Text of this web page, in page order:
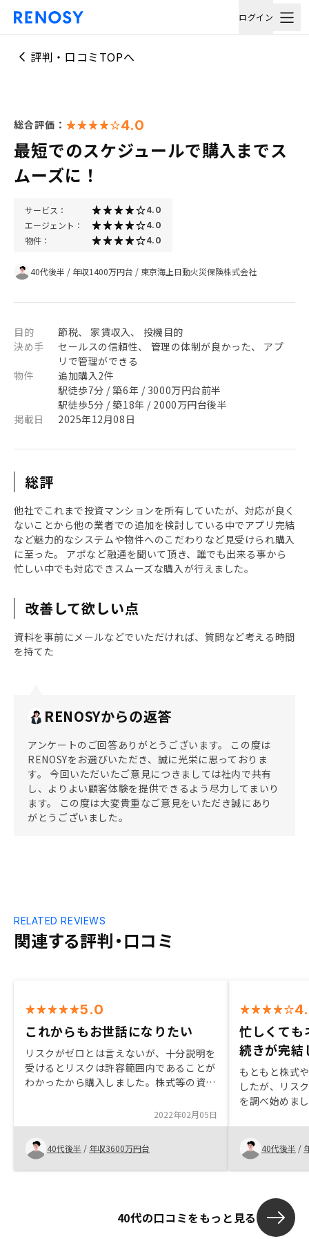
ログイン
評判・口コミTOPへ
総合評価： 4.0
最短でのスケジュールで購入までス
ムーズに！
サービス： 4.0
エージェント： 4.0
物件： 4.0
40代後半 / 年収1400万円台 / 東京海上日動火災保険株式会社
目的
節税、 家賃収入、 投機目的
決め手
セールスの信頼性、 管理の体制が良かった、 アプ
リで管理ができる
物件
追加購入2件
駅徒歩7分 / 築6年 / 3000万円台前半
駅徒歩5分 / 築18年 / 2000万円台後半
掲載日
2025年12月08日
総評
他社でこれまで投資マンションを所有していたが、対応が良く
ないことから他の業者での追加を検討している中でアプリ完結
など魅力的なシステムや物件へのこだわりなど見受けられ購入
に至った。 アポなど融通を聞いて頂き、誰でも出来る事から
忙しい中でも対応できスムーズな購入が行えました。
改善して欲しい点
資料を事前にメールなどでいただければ、質問など考える時間
を持てた
RENOSYからの返答
アンケートのご回答ありがとうございます。 この度は
RENOSYをお選びいただき、誠に光栄に思っておりま
す。 今回いただいたご意見につきましては社内で共有
し、よりよい顧客体験を提供できるよう尽力してまいり
ます。 この度は大変貴重なご意見をいただき誠にあり
がとうございました。
関連する評判・口コミ
RELATED REVIEWS
5.0
これからもお世話になりたい
リスクがゼロとは言えないが、十分説明を
受けるとリスクは許容範囲内であることが
わかったから購入しました。株式等の資産
確実な利回りが得られる、死亡時の生命保
険のかわりに十分なることが理解できたた
め購入しました。購入後のフォローアップ
の充実も決め手になりました。
2022年02月05日
40代後半 / 年収3600万円台
忙しくても
続きが完結
もともと株式
したが、リス
を調べ始めま
る点に魅力を
ト上でいろい
もアプリで管
じました。
40代後半 /
40代の口コミをもっと見る